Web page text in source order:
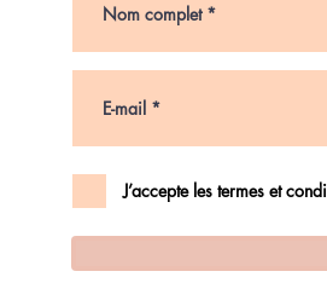
J’accepte les termes et